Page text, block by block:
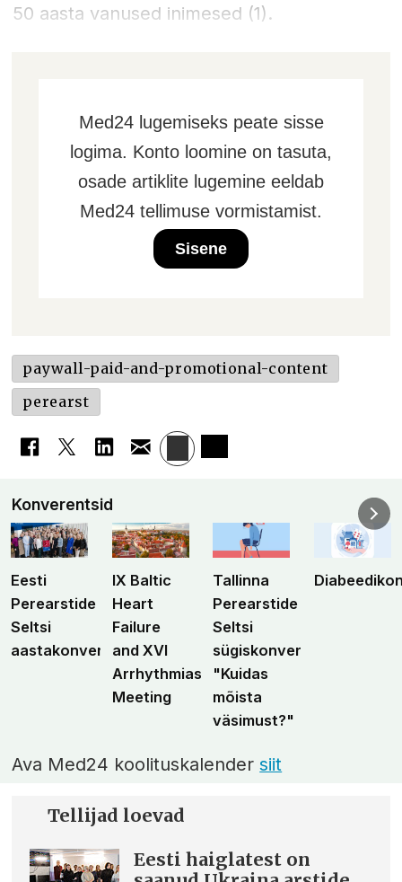
50 aasta vanused inimesed (1).
Med24 lugemiseks peate sisse
logima. Konto loomine on tasuta,
osade artiklite lugemine eeldab
Med24 tellimuse vormistamist.
Sisene
paywall-paid-and-promotional-content
perearst
Konverentsid
Eesti
Perearstide
Seltsi
aastakonverents
IX Baltic
Heart
Failure
and XVI
Arrhythmias
Meeting
Tallinna
Perearstide
Seltsi
sügiskonverents
"Kuidas
mõista
väsimust?"
Ava Med24 koolituskalendersiit
Tellijad loevad
Eesti haiglatest on